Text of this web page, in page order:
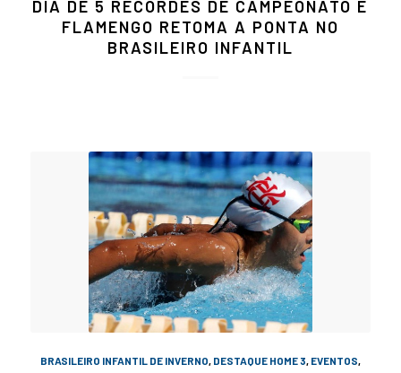
DIA DE 5 RECORDES DE CAMPEONATO E
FLAMENGO RETOMA A PONTA NO
BRASILEIRO INFANTIL
BRASILEIRO INFANTIL DE INVERNO, DESTAQUE HOME 3, EVENTOS,